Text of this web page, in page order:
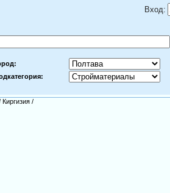
Вход:
Киргизия /